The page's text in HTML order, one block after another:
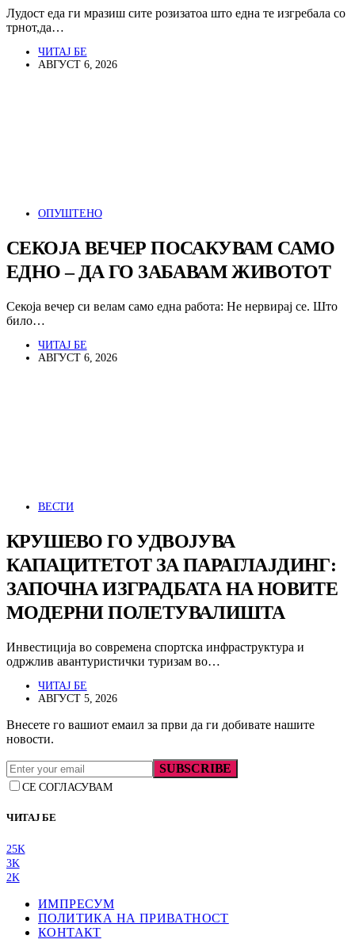
Лудост еда ги мразиш сите розизатоа што една те изгребала со
трнот,да…
ЧИТАЈ БЕ
АВГУСТ 6, 2026
ОПУШТЕНО
СЕКОЈА ВЕЧЕР ПОСАКУВАМ САМО
ЕДНО – ДА ГО ЗАБАВАМ ЖИВОТОТ
Секоја вечер си велам само една работа: Не нервирај се. Што
било…
ЧИТАЈ БЕ
АВГУСТ 6, 2026
ВЕСТИ
КРУШЕВО ГО УДВОЈУВА
КАПАЦИТЕТОТ ЗА ПАРАГЛАЈДИНГ:
ЗАПОЧНА ИЗГРАДБАТА НА НОВИТЕ
МОДЕРНИ ПОЛЕТУВАЛИШТА
Инвестиција во современа спортска инфраструктура и
одржлив авантуристички туризам во…
ЧИТАЈ БЕ
АВГУСТ 5, 2026
Внесете го вашиот емаил за први да ги добивате нашите
новости.
SUBSCRIBE
СЕ СОГЛАСУВАМ
ЧИТАЈ БЕ
25K
3K
2K
ИМПРЕСУМ
ПОЛИТИКА НА ПРИВАТНОСТ
КОНТАКТ